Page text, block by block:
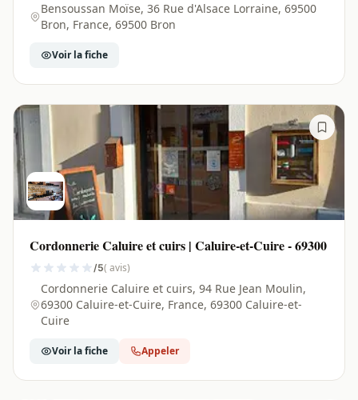
Bensoussan Moïse, 36 Rue d'Alsace Lorraine, 69500
Bron, France, 69500 Bron
Voir la fiche
Cordonnerie Caluire et cuirs | Caluire-et-Cuire - 69300
/5( avis)
Cordonnerie Caluire et cuirs, 94 Rue Jean Moulin,
69300 Caluire-et-Cuire, France, 69300 Caluire-et-
Cuire
Voir la fiche Appeler